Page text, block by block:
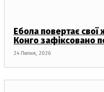
Ебола повертає свої
Конго зафіксовано
24 Липня, 2026